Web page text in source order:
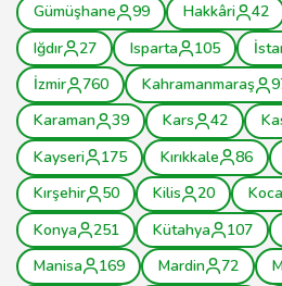
Gümüşhane
99 Hakkâri 42
Iğdır
27 Isparta 105
İzmir
760 Kahramanmaraş
Karaman
39 Kars 42
Kayseri
175 Kırıkkale 86
Kırşehir
50 Kilis 20
Konya
251 Kütahya 107
Manisa
169 Mardin 72